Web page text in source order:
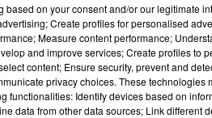
3 min 25
based on your consent and/or our legitimate
Create profiles for personalised
Measure content performance;
and improve services; Create profiles to
content; Ensure security, prevent and
privacy choices. These technologies
functionalities: Identify devices based on
data from other data sources; Link different